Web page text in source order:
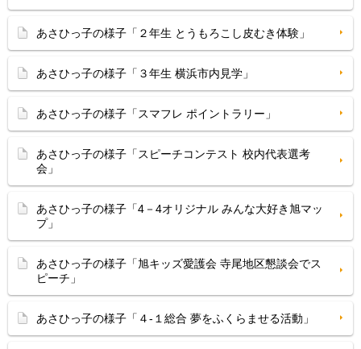
あさひっ子の様子「２年生 とうもろこし皮むき体験」
あさひっ子の様子「３年生 横浜市内見学」
あさひっ子の様子「スマフレ ポイントラリー」
あさひっ子の様子「スピーチコンテスト 校内代表選考
会」
あさひっ子の様子「4－4オリジナル みんな大好き旭マッ
プ」
あさひっ子の様子「旭キッズ愛護会 寺尾地区懇談会でス
ピーチ」
あさひっ子の様子「４-１総合 夢をふくらませる活動」